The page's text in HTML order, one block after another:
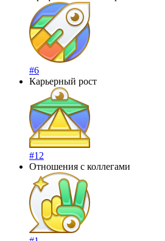
#6
Карьерный рост
#12
Отношения с коллегами